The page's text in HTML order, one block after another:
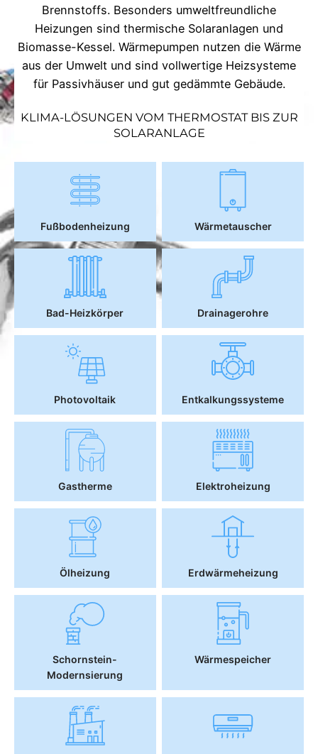
Brennstoffs. Besonders umweltfreundliche
Heizungen sind thermische Solaranlagen und
Biomasse-Kessel. Wärmepumpen nutzen die Wärme
aus der Umwelt und sind vollwertige Heizsysteme
für Passivhäuser und gut gedämmte Gebäude.
KLIMA-LÖSUNGEN VOM THERMOSTAT BIS ZUR
SOLARANLAGE
Fußbodenheizung Wärmetauscher
Bad-Heizkörper Drainagerohre
Photovoltaik Entkalkungssysteme
Gastherme Elektroheizung
Ölheizung Erdwärmeheizung
Schornstein-
Modernsierung
Wärmespeicher